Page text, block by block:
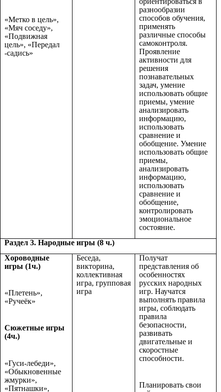
«Метко в цель»,
«Мяч соседу»,
«Подвижная
цель», «Передал
-садись»
разнообразии
способов обучения,
применять
различные способы
самоконтроля.
Проявление
активности для
решения
познавательных
задач, умение
использовать общие
приемы, умение
анализировать
информацию,
использовать
сравнение и
обобщение. Умение
использовать общие
приемы,
анализировать
информацию,
использовать
сравнение и
обобщение,
контролировать
эмоциональное
состояние.
Раздел 3. Народные игры (8 ч.)
Хороводные
игры (1ч.)
«Плетень»,
«Ручеёк»
Сюжетные игры
(4ч.)
«Гуси-лебеди»,
«Обыкновенные
жмурки»,
«Пятнашки»,
Беседа,
викторина,
коллективная
игра, групповая
игра
Получат
представления об
особенностях
русских народных
игр. Научатся
выполнять правила
игры, соблюдать
правила
безопасности,
развивать
двигательные и
скоростные
способности.
Планировать свои